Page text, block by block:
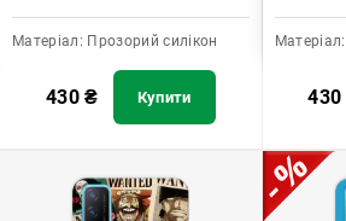
Матеріал: Прозорий силікон
430₴ Купити
Матеріал:
430